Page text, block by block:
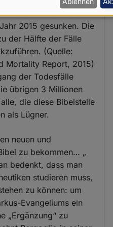
im Jahr 1990
2015 gesunken. Die
der Hälfte der Fälle
(Quelle:
Mortality Report, 2015)
der Todesfälle
übrigen 3 Millionen
die diese Bibelstelle
als Lügner.
neuen und
zu bekommen… „
bedenkt, dass man
studieren muss,
zu können: um
Evangeliums ein
„Ergänzung“ zu